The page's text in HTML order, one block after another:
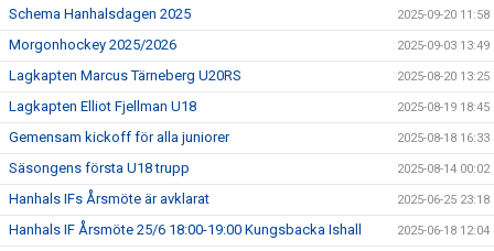
Schema Hanhalsdagen 2025 2025-09-20 11:58
Morgonhockey 2025/2026 2025-09-03 13:49
Lagkapten Marcus Tärneberg U20RS 2025-08-20 13:25
Lagkapten Elliot Fjellman U18 2025-08-19 18:45
Gemensam kickoff för alla juniorer 2025-08-18 16:33
Säsongens första U18 trupp 2025-08-14 00:02
Hanhals IFs Årsmöte är avklarat 2025-06-25 23:18
Hanhals IF Årsmöte 25/6 18:00-19:00 Kungsbacka Ishall 2025-06-18 12:04